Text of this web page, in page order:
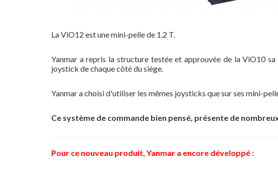
La ViO12 est une mini-pelle de 1,2 T.
Yanmar a repris la structure testée et approuvée de la ViO10
joystick de chaque côté du siège.
Yanmar a choisi d'utiliser les mêmes joysticks que sur ses mini-
Ce système de commande bien pensé, présente de
Pour ce nouveau produit, Yanmar a encore développé :